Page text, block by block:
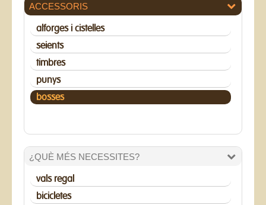
ACCESSORIS
alforges i cistelles
seients
timbres
punys
bosses
¿QUÈ MÉS NECESSITES?
vals regal
bicicletes